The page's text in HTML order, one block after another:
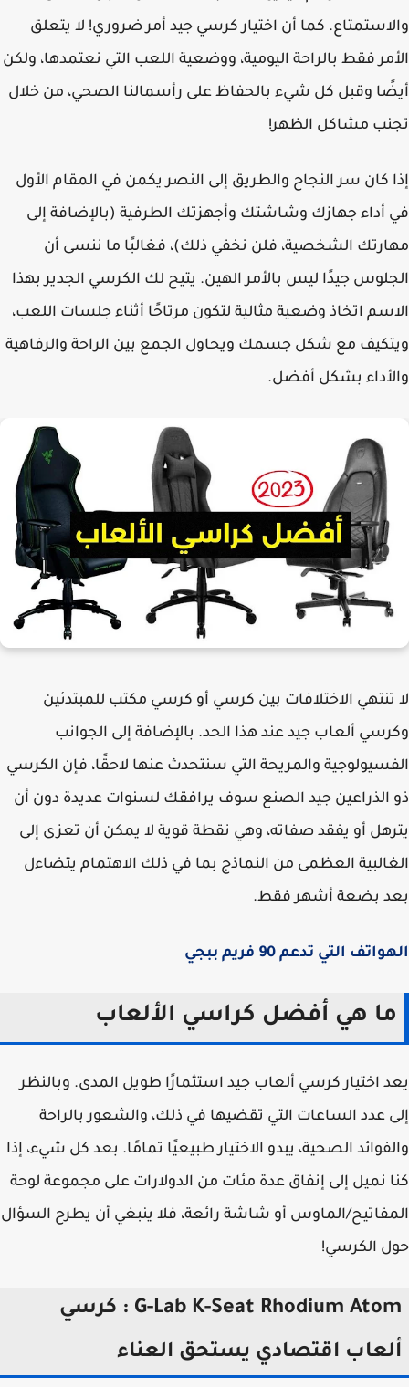
كما أن اختيار كرسي جيد أمر ضروري! لا يتعلق
فقط بالراحة اليومية، ووضعية اللعب التي نعتمدها، ولكن
وقبل كل شيء بالحفاظ على رأسمالنا الصحي، من خلال
مشاكل الظهر!
كان سر النجاح والطريق إلى النصر يكمن في المقام الأول
أداء جهازك وشاشتك وأجهزتك الطرفية (بالإضافة إلى
الشخصية، فلن نخفي ذلك)، فغالبًا ما ننسى أن
جيدًا ليس بالأمر الهين. يتيح لك الكرسي الجدير بهذا
اتخاذ وضعية مثالية لتكون مرتاحًا أثناء جلسات اللعب،
مع شكل جسمك ويحاول الجمع بين الراحة والرفاهية
بشكل أفضل.
تنتهي الاختلافات بين كرسي أو كرسي مكتب للمبتدئين
ألعاب جيد عند هذا الحد. بالإضافة إلى الجوانب
والمريحة التي سنتحدث عنها لاحقًا، فإن الكرسي
الذراعين جيد الصنع سوف يرافقك لسنوات عديدة دون أن
أو يفقد صفاته، وهي نقطة قوية لا يمكن أن تعزى إلى
العظمى من النماذج بما في ذلك الاهتمام يتضاءل
بضعة أشهر فقط.
التي تدعم 90 فريم ببجي
هي أفضل كراسي الألعاب
اختيار كرسي ألعاب جيد استثمارًا طويل المدى. وبالنظر
عدد الساعات التي تقضيها في ذلك، والشعور بالراحة
الصحية، يبدو الاختيار طبيعيًا تمامًا. بعد كل شيء، إذا
نميل إلى إنفاق عدة مئات من الدولارات على مجموعة لوحة
الماوس أو شاشة رائعة، فلا ينبغي أن يطرح السؤال
الكرسي!
G-Lab K-Seat Rhodium Atom : كرسي
اقتصادي يستحق العناء